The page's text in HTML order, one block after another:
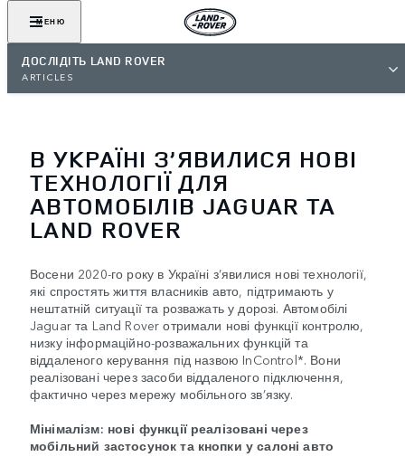
МЕНЮ
ДОСЛІДІТЬ LAND ROVER
ARTICLES
В УКРАЇНІ З’ЯВИЛИСЯ НОВІ
ТЕХНОЛОГІЇ ДЛЯ
АВТОМОБІЛІВ JAGUAR ТА
LAND ROVER
Восени 2020-го року в Україні з’явилися нові технології,
які спростять життя власників авто, підтримають у
нештатній ситуації та розважать у дорозі. Автомобілі
Jaguar та Land Rover отримали нові функції контролю,
низку інформаційно-розважальних функцій та
віддаленого керування під назвою InControl*. Вони
реалізовані через засоби віддаленого підключення,
фактично через мережу мобільного зв’язку.
Мінімалізм: нові функції реалізовані через
мобільний застосунок та кнопки у салоні авто